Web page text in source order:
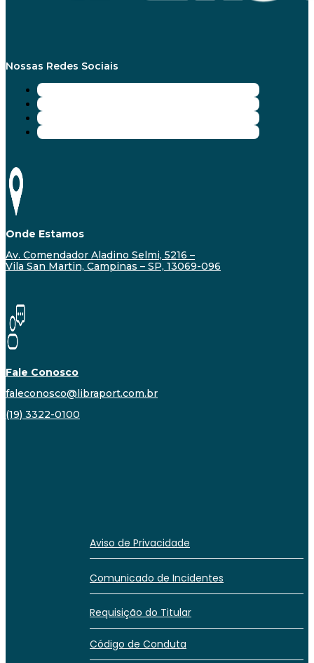
Nossas Redes Sociais
Onde Estamos
Av. Comendador Aladino Selmi, 5216 –
Vila San Martin, Campinas – SP, 13069-096
Fale Conosco
faleconosco@libraport.com.br
(19) 3322-0100
Aviso de Privacidade
Comunicado de Incidentes
Requisição do Titular
Código de Conduta